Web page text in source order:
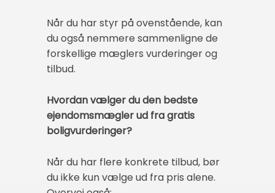
Når du har styr på ovenstående, kan
du også nemmere sammenligne de
forskellige mæglers vurderinger og
tilbud.
Hvordan vælger du den bedste
ejendomsmægler ud fra gratis
boligvurderinger?
Når du har flere konkrete tilbud, bør
du ikke kun vælge ud fra pris alene.